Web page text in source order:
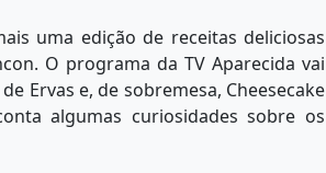
uma edição de receitas deliciosas
O programa da TV Aparecida vai
Ervas e, de sobremesa, Cheesecake
algumas curiosidades sobre os